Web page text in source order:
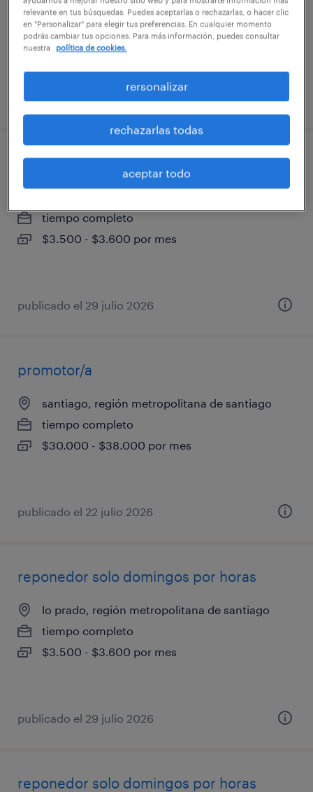
santiago
tiempo completo
$3.500 - $3.600 por mes
publicado el 29 julio 2026
reponedor solo domingos por horas
tiempo completo
$3.500 - $3.600 por mes
publicado el 29 julio 2026
promotor/a
santiago, región metropolitana de santiago
tiempo completo
$30.000 - $38.000 por mes
publicado el 22 julio 2026
reponedor solo domingos por horas
lo prado, región metropolitana de santiago
tiempo completo
$3.500 - $3.600 por mes
publicado el 29 julio 2026
reponedor solo domingos por horas
relevante en tus búsquedas. Puedes aceptarlas o rechazarlas, o hacer clic
en "Personalizar" para elegir tus preferencias. En cualquier momento
podrás cambiar tus opciones. Para más información, puedes consultar
nuestra
política de cookies.
rersonalizar
rechazarlas todas
aceptar todo